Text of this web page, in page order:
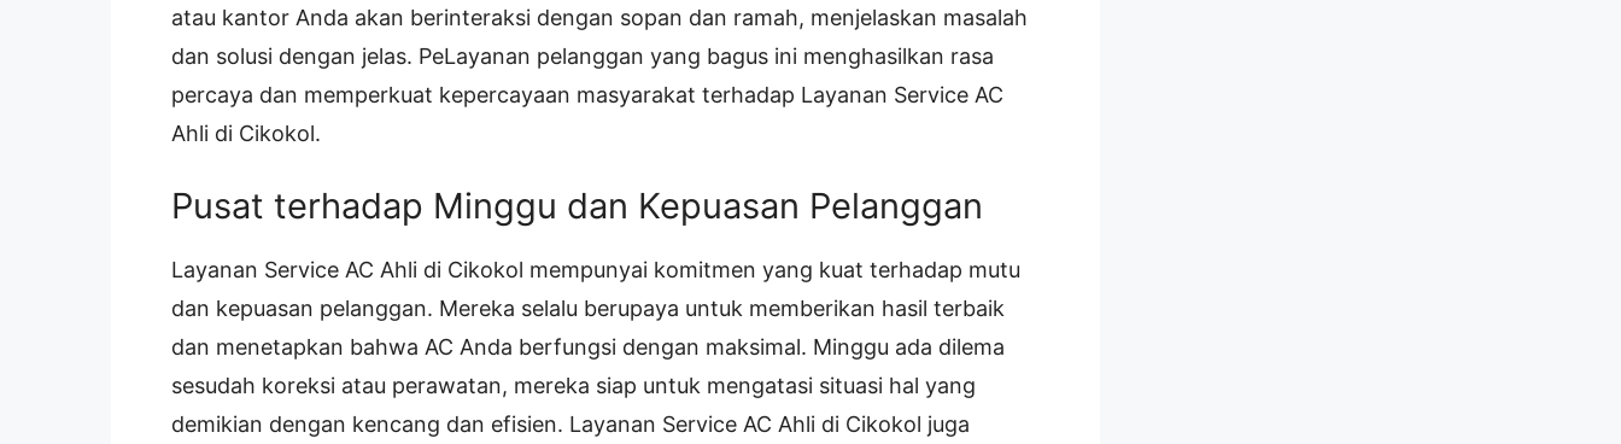
atau kantor Anda akan berinteraksi dengan sopan dan ramah, menjelaskan masalah
dan solusi dengan jelas. PeLayanan pelanggan yang bagus ini menghasilkan rasa
percaya dan memperkuat kepercayaan masyarakat terhadap Layanan Service AC
Ahli di Cikokol.
Pusat terhadap Minggu dan Kepuasan Pelanggan
Layanan Service AC Ahli di Cikokol mempunyai komitmen yang kuat terhadap mutu
dan kepuasan pelanggan. Mereka selalu berupaya untuk memberikan hasil terbaik
dan menetapkan bahwa AC Anda berfungsi dengan maksimal. Minggu ada dilema
sesudah koreksi atau perawatan, mereka siap untuk mengatasi situasi hal yang
demikian dengan kencang dan efisien. Layanan Service AC Ahli di Cikokol juga